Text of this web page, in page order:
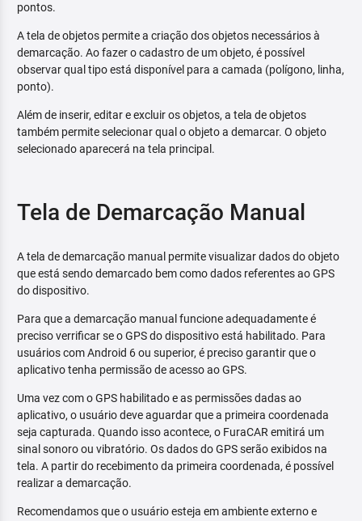
pontos.
A tela de objetos permite a criação dos objetos necessários à
demarcação. Ao fazer o cadastro de um objeto, é possível
observar qual tipo está disponível para a camada (polígono, linha,
ponto).
Além de inserir, editar e excluir os objetos, a tela de objetos
também permite selecionar qual o objeto a demarcar. O objeto
selecionado aparecerá na tela principal.
Tela de Demarcação Manual
A tela de demarcação manual permite visualizar dados do objeto
que está sendo demarcado bem como dados referentes ao GPS
do dispositivo.
Para que a demarcação manual funcione adequadamente é
preciso verrificar se o GPS do dispositivo está habilitado. Para
usuários com Android 6 ou superior, é preciso garantir que o
aplicativo tenha permissão de acesso ao GPS.
Uma vez com o GPS habilitado e as permissões dadas ao
aplicativo, o usuário deve aguardar que a primeira coordenada
seja capturada. Quando isso acontece, o FuraCAR emitirá um
sinal sonoro ou vibratório. Os dados do GPS serão exibidos na
tela. A partir do recebimento da primeira coordenada, é possível
realizar a demarcação.
Recomendamos que o usuário esteja em ambiente externo e